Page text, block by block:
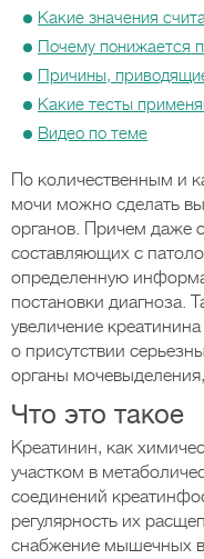
Какие значения
Почему понижается
Причины,
Какие тесты
Видео по теме
По количественным и
мочи можно сделать
органов. Причем даже
составляющих с
определенную
постановки диагноза.
увеличение
о присутствии
органы
Что это такое
Креатинин, как
участком в
соединений
регулярность их
снабжение мышечных